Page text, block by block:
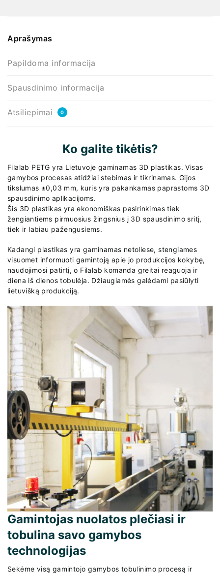
Aprašymas
Papildoma informacija
Spausdinimo informacija
Atsiliepimai 0
Ko galite tikėtis?
Filalab PETG yra Lietuvoje gaminamas 3D plastikas. Visas
gamybos procesas atidžiai stebimas ir tikrinamas. Gijos
tikslumas ±0,03 mm, kuris yra pakankamas paprastoms 3D
spausdinimo aplikacijoms.
Šis 3D plastikas yra ekonomiškas pasirinkimas tiek
žengiantiems pirmuosius žingsnius į 3D spausdinimo sritį,
tiek ir labiau pažengusiems.
Kadangi plastikas yra gaminamas netoliese, stengiames
visuomet informuoti gamintoją apie jo produkcijos kokybę,
naudojimosi patirtį, o Filalab komanda greitai reaguoja ir
diena iš dienos tobulėja. Džiaugiamės galėdami pasiūlyti
lietuvišką produkciją.
Gamintojas nuolatos plečiasi ir
tobulina savo gamybos
technologijas
Sekėme visą gamintojo gamybos tobulinimo procesą ir